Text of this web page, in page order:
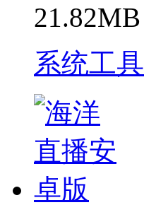
21.82MB
系统工具